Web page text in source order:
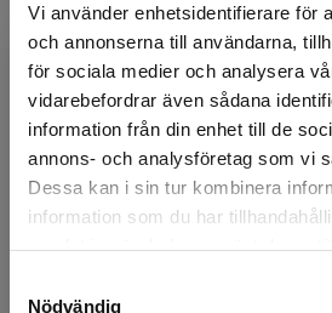
Vi använder enhetsidentifierare för
och annonserna till användarna,
för sociala medier och analysera
vidarebefordrar även sådana
information från din enhet till de
annons- och analysföretag som vi
Dessa kan i sin tur kombinera
information som du har
Nödvändig
Begränsad
Det verkar som att du besöker
studentlitteratur.se via en
Vi erbjuder inte leveranser
Janicke